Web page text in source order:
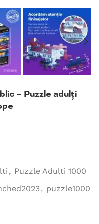
– Puzzle adulți
, Puzzle Adulti 1000
, puzzle1000